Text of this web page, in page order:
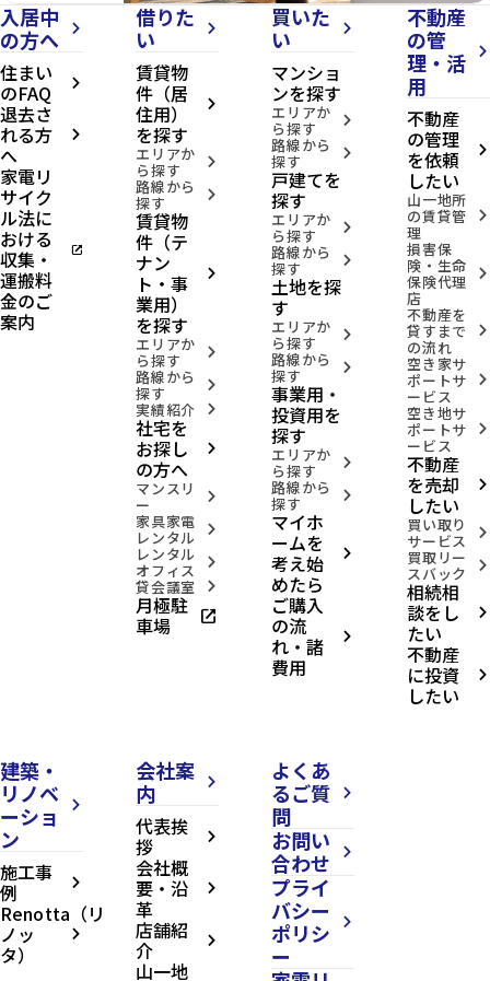
入居中
の方へ
arrow_forward_ios
住まい
のFAQ arrow_forward_ios
退去さ
れる方
へ
arrow_forward_ios
家電リ
サイク
ル法に
おける
収集・
運搬料
金のご
案内
open_in_new
借りた
い
arrow_forward_ios
賃貸物
件（居
住用）
を探す
arrow_forward_ios
エリアか
ら探す arrow_forward_ios
路線から
探す arrow_forward_ios
賃貸物
件（テ
ナン
ト・事
業用）
を探す
arrow_forward_ios
エリアか
ら探す arrow_forward_ios
路線から
探す arrow_forward_ios
実績紹介 arrow_forward_ios
社宅を
お探し
の方へ
arrow_forward_ios
マンスリ
ー arrow_forward_ios
家具家電
レンタル arrow_forward_ios
レンタル
オフィス arrow_forward_ios
貸会議室 arrow_forward_ios
月極駐
車場 open_in_new
買いた
い
arrow_forward_ios
マンショ
ンを探す
エリアか
ら探す arrow_forward_ios
路線から
探す arrow_forward_ios
戸建てを
探す
エリアか
ら探す arrow_forward_ios
路線から
探す arrow_forward_ios
土地を探
す
エリアか
ら探す arrow_forward_ios
路線から
探す arrow_forward_ios
事業用・
投資用を
探す
エリアか
ら探す arrow_forward_ios
路線から
探す arrow_forward_ios
マイホ
ームを
考え始
めたら
arrow_forward_ios
ご購入
の流
れ・諸
費用
arrow_forward_ios
不動産
の管
理・活
用
arrow_forward_ios
不動産
の管理
を依頼
したい
arrow_forward_ios
山一地所
の賃貸管
理
arrow_forward_ios
損害保
険・生命
保険代理
店
arrow_forward_ios
不動産を
貸すまで
の流れ
arrow_forward_ios
空き家サ
ポートサ
ービス
arrow_forward_ios
空き地サ
ポートサ
ービス
arrow_forward_ios
不動産
を売却
したい
arrow_forward_ios
買い取り
サービス arrow_forward_ios
買取リー
スバック arrow_forward_ios
相続相
談をし
たい
arrow_forward_ios
不動産
に投資
したい
arrow_forward_ios
建築・
リノベ
ーショ
ン
arrow_forward_ios
施工事
例 arrow_forward_ios
Renotta（リ
ノッ
タ）
arrow_forward_ios
会社案
内
arrow_forward_ios
代表挨
拶 arrow_forward_ios
会社概
要・沿
革
arrow_forward_ios
店舗紹
介 arrow_forward_ios
山一地
よくあ
るご質
問
arrow_forward_ios
お問い
合わせ
arrow_forward_ios
プライ
バシー
ポリシ
ー
arrow_forward_ios